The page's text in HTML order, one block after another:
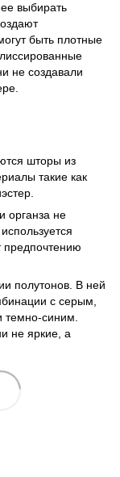
выбирать
быть плотные
не создавали
шторы из
такие как
органза не
предпочтению
полутонов. В ней
с серым,
темно-синим.
не яркие, а